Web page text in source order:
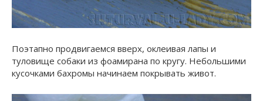
Поэтапно продвигаемся вверх, оклеивая лапы и
туловище собаки из фоамирана по кругу. Небольшими
кусочками бахромы начинаем покрывать живот.